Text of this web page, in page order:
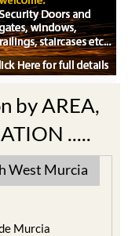
by AREA,
.....
West Murcia
Murcia